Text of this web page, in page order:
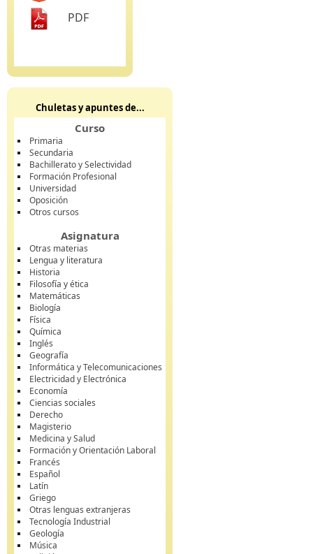
PDF
Chuletas y apuntes de...
Curso
Primaria
Secundaria
Bachillerato y Selectividad
Formación Profesional
Universidad
Oposición
Otros cursos
Asignatura
Otras materias
Lengua y literatura
Historia
Filosofía y ética
Matemáticas
Biología
Física
Química
Inglés
Geografía
Informática y Telecomunicaciones
Electricidad y Electrónica
Economía
Ciencias sociales
Derecho
Magisterio
Medicina y Salud
Formación y Orientación Laboral
Francés
Español
Latín
Griego
Otras lenguas extranjeras
Tecnología Industrial
Geología
Música